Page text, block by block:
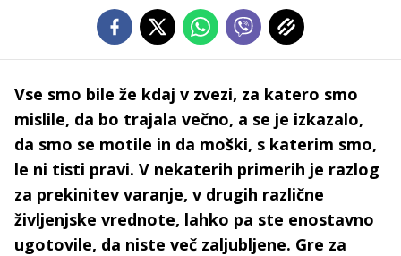
Vse smo bile že kdaj v zvezi, za katero smo
mislile, da bo trajala večno, a se je izkazalo,
da smo se motile in da moški, s katerim smo,
le ni tisti pravi. V nekaterih primerih je razlog
za prekinitev varanje, v drugih različne
življenjske vrednote, lahko pa ste enostavno
ugotovile, da niste več zaljubljene. Gre za